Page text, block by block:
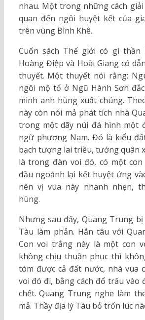
nhau. Một trong những cách
quan đến ngôi huyệt kết của
trên vùng Bình Khê.
Cuốn sách Thế giới có gì thần
Hoàng Điệp và Hoài Giang có
thuyết. Một thuyết nói rằng:
ngôi mộ tổ ở Ngũ Hành Sơn
minh anh hùng xuất chúng.
này còn nói mả phát tích nhà
trong một dãy núi đá hình một
ngữ phương Nam. Đó là kiểu
bạch tượng lai triều, tướng quân
là trong đàn voi đó, có một
đầu ngoảnh lại kết huyệt ứng
nên vị vua này nhanh nhẹn,
hùng.
Nhưng sau đấy, Quang Trung
Tàu làm phản. Hắn tâu với
Con voi trắng này là một con
không chịu thuần phục thì
tóm được cả đất nước, nhà vua
voi đó đi, bằng cách đổ trấu vào
chết. Quang Trung nghe làm
mả. Thầy địa lý Tàu bỏ trốn lúc